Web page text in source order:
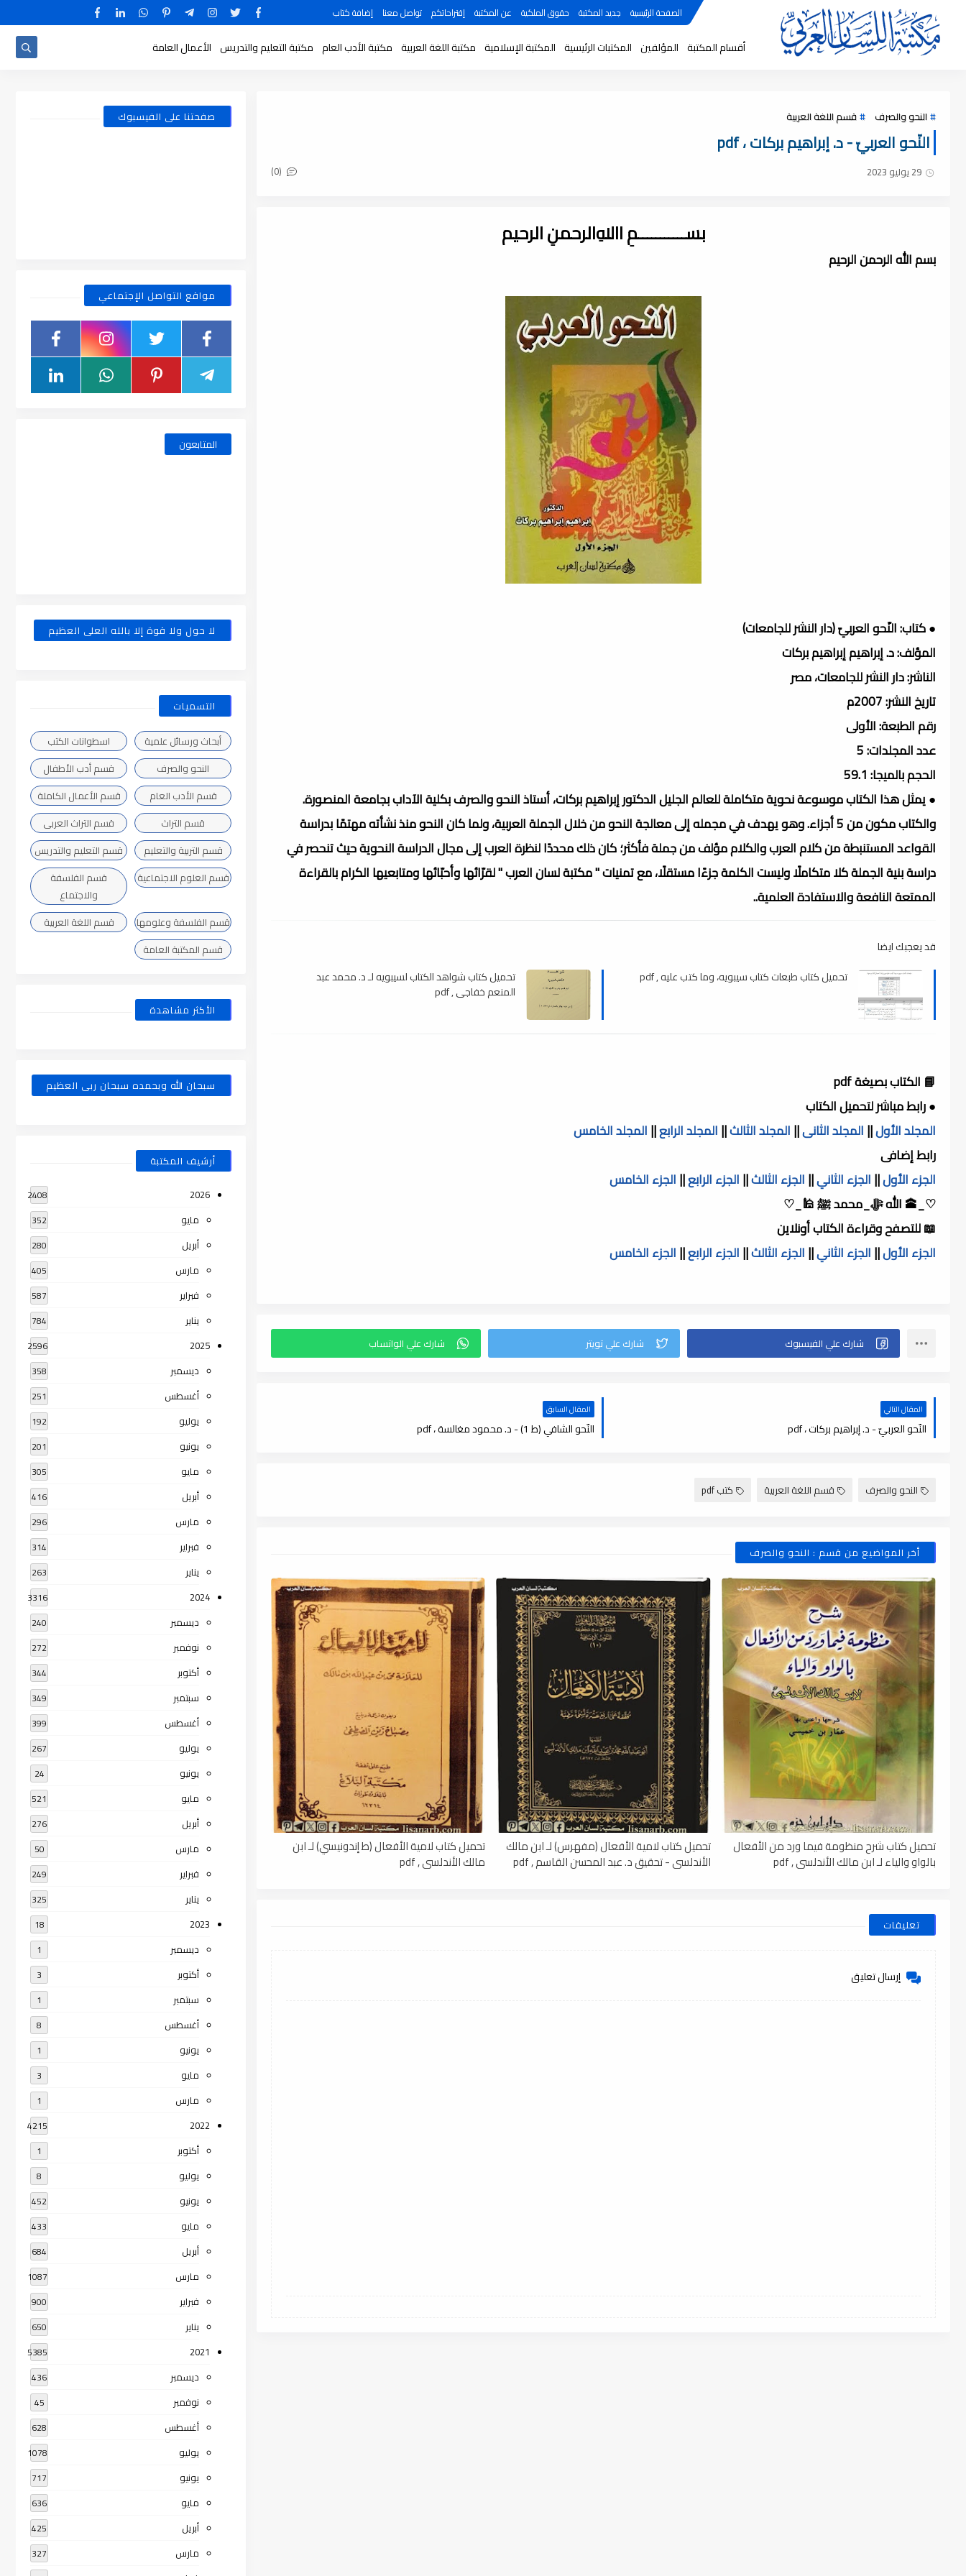
الصفحة الرئيسية جديد المكتبة حقوق الملكية عن المكتبة إقتراحاتكم تواصل معنا إضافة كتاب
أقسام المكتبة المؤلفين المكتبات الرئيسية المكتبة الإسلامية مكتبة اللغة العربية مكتبة الأدب العام مكتبة التعليم والتدريس الأعمال العامة
النحو والصرف قسم اللغة العربية
النّحو العربيّ - د. إبراهيم بركات ، pdf
29 يوليو 2023 (0)
بســـــــــــمِ اﷲِالرحمنِ الرحيم
بسم الله الرحمن الرحيم
● كتاب: النّحو العربيّ (دار النشر للجامعات)
المؤلف: د. إبراهيم إبراهيم بركات
الناشر: دار النشر للجامعات، مصر
تاريخ النشر: 2007م
رقم الطبعة: الأولى
عدد المجلدات: 5
الحجم بالميجا: 59.1
● يمثل هذا الكتاب موسوعة نحوية متكاملة للعالم الجليل الدكتور إبراهيم بركات، أستاذ النحو والصرف بكلية الآداب بجامعة المنصورة.
والكتاب مكون من 5 أجزاء. وهو يهدف في مجمله إلى معالجة النحو من خلال الجملة العربية، ولما كان النحو منذ نشأته مهتمًا بدراسة
القواعد المستنبطة من كلام العرب والكلام مؤلف من جملة فأكثر؛ كان ذلك محددًا لنظرة العرب إلى مجال الدراسة النحوية حيث تنحصر في
دراسة بنية الجملة كلا متكاملًا وليست الكلمة جزءًا مستقلًا، مع تمنيات " مكتبة لسان العرب " لقرّائها وأحبّائها ومتابعيها الكرام بالقراءة
الممتعة النافعة والاستفادة العلمية..
قد يعجبك ايضا
تحميل كتاب طبعات كتاب سيبويه، وما كتب عليه , pdf
تحميل كتاب شواهد الكتاب لسيبويه لـ د. محمد عبد
المنعم خفاجى , pdf
📘 الكتاب بصيغة pdf
● رابط مباشر لتحميل الكتاب
المجلد الأول||المجلد الثانى||المجلد الثالث||المجلد الرابع||المجلد الخامس
رابط إضافى
الجزء الأول||الجزء الثاني||الجزء الثالث||الجزء الرابع||الجزء الخامس
♡_🕋 الله ﷻ_محمد ﷺ 🕌_♡
📖 للتصفح وقراءة الكتاب أونلاين
الجزء الأول||الجزء الثاني||الجزء الثالث||الجزء الرابع||الجزء الخامس
المقال التالي
النّحو العربيّ - د. إبراهيم بركات ، pdf
المقال السابق
النّحو الشافي (ط 1) - د. محمود مغالسة ، pdf
النحو والصرف قسم اللغة العربية كتب pdf
أخر المواضيع من قسم : النحو والصرف
تحميل كتاب شرح منظومة فيما ورد من الأفعال
بالواو والياء لـ ابن مالك الأندلسي , pdf
تحميل كتاب لامية الأفعال (مفهرس) لـ ابن مالك
الأندلسي - تحقيق د. عبد المحسن القاسم , pdf
تحميل كتاب لامية الأفعال (ط إندونيسي) لـ ابن
مالك الأندلسي , pdf
تعليقات
إرسال تعليق
صفحتنا على الفيسبوك
مواقع التواصل الإجتماعي
المتابعون
لا حول ولا قوة إلا بالله العلى العظيم
التسميات
أبحاث ورسائل علمية
اسطوانات الكتب
النحو والصرف
قسم أدب الأطفال
قسم الأدب العام
قسم الأعمال الكاملة
قسم التراث
قسم التراث العربى
قسم التربية والتعليم
قسم التعليم والتدريس
قسم العلوم الاجتماعية
قسم الفلسفة
والاجتماع
قسم الفلسفة وعلومها
قسم اللغة العربية
قسم المكتبة العامة
الأكثر مشاهدة
سبحان الله وبحمده سبحان ربى العظيم
أرشيف المكتبة
2026
2408
مايو 352
أبريل 280
مارس 405
فبراير 587
يناير 784
2025
2596
ديسمبر 358
أغسطس 251
يوليو 192
يونيو 201
مايو 305
أبريل 416
مارس 296
فبراير 314
يناير 263
2024
3316
ديسمبر 240
نوفمبر 272
أكتوبر 344
سبتمبر 349
أغسطس 399
يوليو 267
يونيو 24
مايو 521
أبريل 276
مارس 50
فبراير 249
يناير 325
2023
18
ديسمبر 1
أكتوبر 3
سبتمبر 1
أغسطس 8
يونيو 1
مايو 3
مارس 1
2022
4215
أكتوبر 1
يوليو 8
يونيو 452
مايو 433
أبريل 684
مارس 1087
فبراير 900
يناير 650
2021
5385
ديسمبر 436
نوفمبر 45
أغسطس 628
يوليو 1078
يونيو 717
مايو 636
أبريل 425
مارس 327